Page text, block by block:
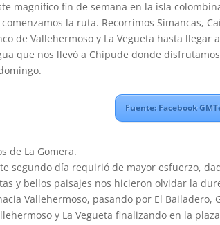
magnífico fin de semana en la isla
la ruta. Recorrimos Simancas,
de Vallehermoso y La Vegueta hasta
que nos llevó a Chipude donde
Fuente: Facebook
de La Gomera.
segundo día requirió de mayor esfuerzo,
y bellos paisajes nos hicieron olvidar la
Vallehermoso, pasando por El Bailadero,
y La Vegueta finalizando en la